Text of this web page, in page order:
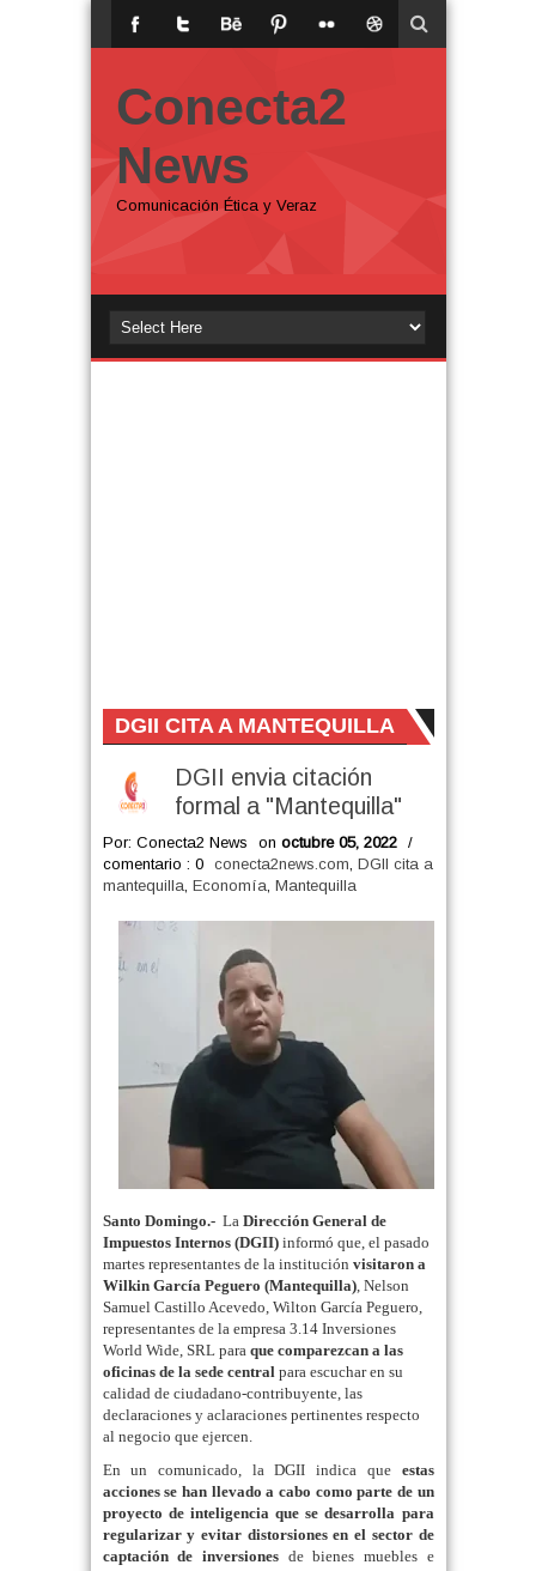
Conecta2
News
Comunicación Ética y Veraz
DGII CITA A MANTEQUILLA
DGII envia citación
formal a "Mantequilla"
Por: Conecta2 News on octubre 05, 2022
/
comentario : 0
conecta2news.com, DGII cita a
mantequilla, Economía, Mantequilla
Santo Domingo.- La Dirección General de
Impuestos Internos (DGII) informó que, el pasado
martes representantes de la institución visitaron a
Wilkin García Peguero (Mantequilla), Nelson
Samuel Castillo Acevedo, Wilton García Peguero,
representantes de la empresa 3.14 Inversiones
World Wide, SRL para que comparezcan a las
oficinas de la sede central para escuchar en su
calidad de ciudadano-contribuyente, las
declaraciones y aclaraciones pertinentes respecto
al negocio que ejercen.
En un comunicado, la DGII indica que estas
acciones se han llevado a cabo como parte de un
proyecto de inteligencia que se desarrolla para
regularizar y evitar distorsiones en el sector de
captación de inversionesde bienes muebles e